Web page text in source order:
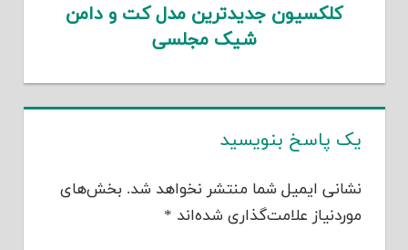
کلکسیون جدیدترین مدل کت و دامن
شیک مجلسی
یک پاسخ بنویسید
نشانی ایمیل شما منتشر نخواهد شد. بخش‌های
موردنیاز علامت‌گذاری شده‌اند *